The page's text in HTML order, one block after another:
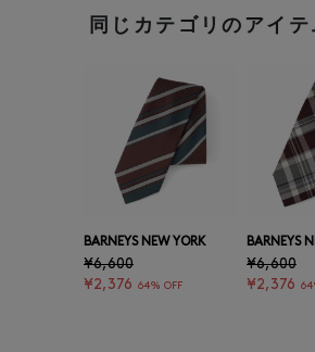
同じカテゴリのアイテ
BARNEYS NEW YORK
¥6,600
¥2,376 64% OFF
BARNEYS
¥6,600
¥2,376